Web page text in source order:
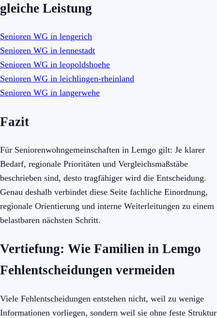
gleiche Leistung
Senioren WG in lengerich
Senioren WG in lennestadt
Senioren WG in leopoldshoehe
Senioren WG in leichlingen-rheinland
Senioren WG in langerwehe
Fazit
Für Seniorenwohngemeinschaften in Lemgo gilt: Je klarer
Bedarf, regionale Prioritäten und Vergleichsmaßstäbe
beschrieben sind, desto tragfähiger wird die Entscheidung.
Genau deshalb verbindet diese Seite fachliche Einordnung,
regionale Orientierung und interne Weiterleitungen zu einem
belastbaren nächsten Schritt.
Vertiefung: Wie Familien in Lemgo
Fehlentscheidungen vermeiden
Viele Fehlentscheidungen entstehen nicht, weil zu wenige
Informationen vorliegen, sondern weil sie ohne feste Struktur